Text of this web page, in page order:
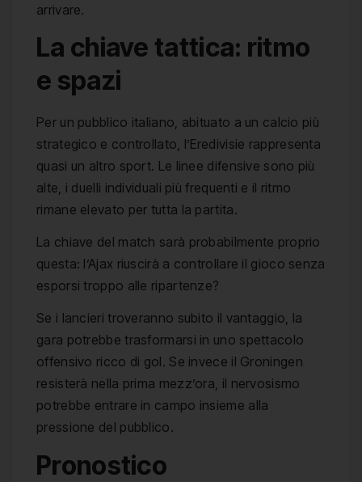
arrivare.
La chiave tattica: ritmo
e spazi
Per un pubblico italiano, abituato a un calcio più
strategico e controllato, l’Eredivisie rappresenta
quasi un altro sport. Le linee difensive sono più
alte, i duelli individuali più frequenti e il ritmo
rimane elevato per tutta la partita.
La chiave del match sarà probabilmente proprio
questa: l’Ajax riuscirà a controllare il gioco senza
esporsi troppo alle ripartenze?
Se i lancieri troveranno subito il vantaggio, la
gara potrebbe trasformarsi in uno spettacolo
offensivo ricco di gol. Se invece il Groningen
resisterà nella prima mezz’ora, il nervosismo
potrebbe entrare in campo insieme alla
pressione del pubblico.
Pronostico